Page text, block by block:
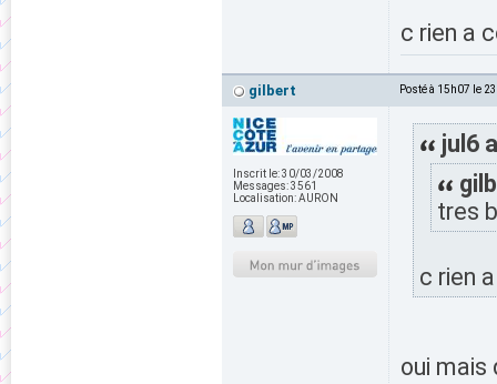
c rien a
gilbert Posté à 15h07 le
Inscrit le:30/03/2008
Messages:3561
Localisation:AURON
jul6
tres
c rien
oui mais